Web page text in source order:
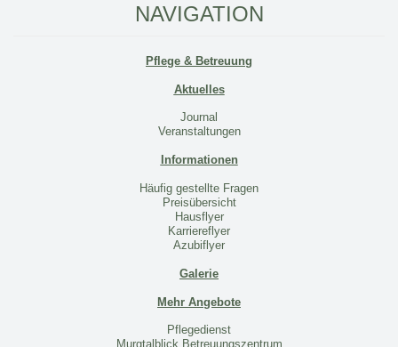
NAVIGATION
Pflege & Betreuung
Aktuelles
Journal
Veranstaltungen
Informationen
Häufig gestellte Fragen
Preisübersicht
Hausflyer
Karriereflyer
Azubiflyer
Galerie
Mehr Angebote
Pflegedienst
Murgtalblick Betreuungszentrum